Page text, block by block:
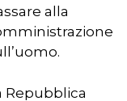
alla
Repubblica